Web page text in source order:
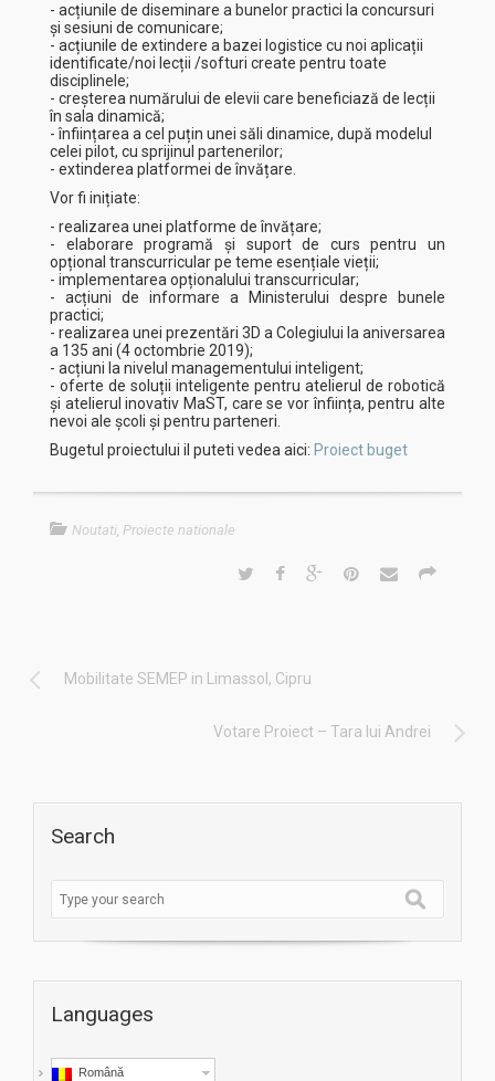
- acțiunile de diseminare a bunelor practici la concursuri
și sesiuni de comunicare;
- acțiunile de extindere a bazei logistice cu noi aplicații
identificate/noi lecții /softuri create pentru toate
disciplinele;
- creșterea numărului de elevii care beneficiază de lecții
în sala dinamică;
- înființarea a cel puțin unei săli dinamice, după modelul
celei pilot, cu sprijinul partenerilor;
- extinderea platformei de învățare.
Vor fi inițiate:
- realizarea unei platforme de învățare;
- elaborare programă și suport de curs pentru un
opțional transcurricular pe teme esențiale vieții;
- implementarea opționalului transcurricular;
- acțiuni de informare a Ministerului despre bunele
practici;
- realizarea unei prezentări 3D a Colegiului la aniversarea
a 135 ani (4 octombrie 2019);
- acțiuni la nivelul managementului inteligent;
- oferte de soluții inteligente pentru atelierul de robotică
și atelierul inovativ MaST, care se vor înființa, pentru alte
nevoi ale școli și pentru parteneri.
Bugetul proiectului il puteti vedea aici: Proiect buget
Noutati, Proiecte nationale
Mobilitate SEMEP in Limassol, Cipru
Votare Proiect – Tara lui Andrei
Search
Languages
Română